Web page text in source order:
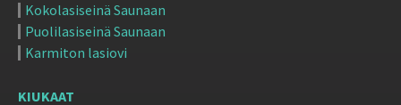
Kokolasiseinä Saunaan
Puolilasiseinä Saunaan
Karmiton lasiovi
KIUKAAT